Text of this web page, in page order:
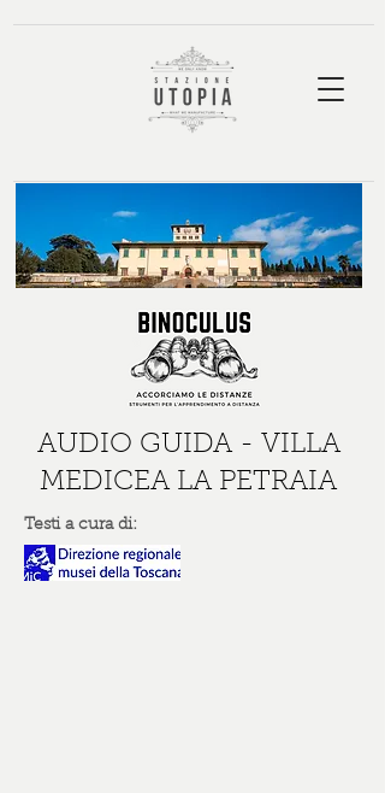
AUDIO GUIDA - VILLA
MEDICEA LA PETRAIA
Testi a cura di: